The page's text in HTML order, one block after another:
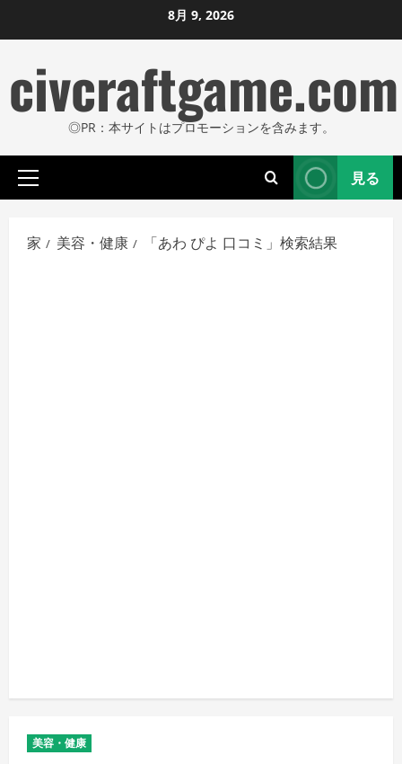
ン
ン
ツ
ス
ッ
8月 9, 2026
civcraftgame.com
◎PR：本サイトはプロモーションを含みます。
プ
イ
マ
見る
家 美容・健康 「あわ ぴよ 口コミ」検索結果
美容・健康